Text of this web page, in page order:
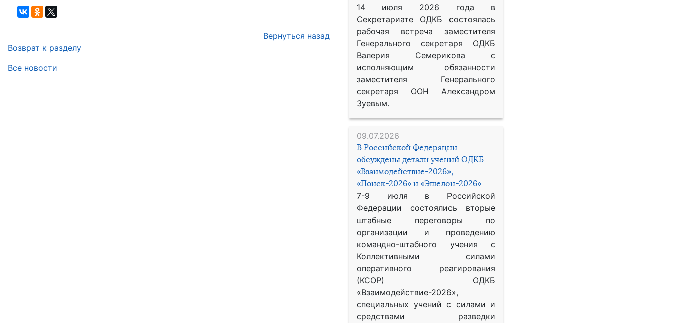
14 июля 2026 года в
Секретариате ОДКБ состоялась
рабочая встреча заместителя
Генерального секретаря ОДКБ
Валерия Семерикова с
исполняющим обязанности
заместителя Генерального
секретаря ООН Александром
Зуевым.
09.07.2026
В Российской Федерации
обсуждены детали учений ОДКБ
«Взаимодействие-2026»,
«Поиск-2026» и «Эшелон-2026»
7-9 июля в Российской
Федерации состоялись вторые
штабные переговоры по
организации и проведению
командно-штабного учения с
Коллективными силами
оперативного реагирования
(КСОР) ОДКБ
«Взаимодействие-2026»,
специальных учений с силами и
средствами разведки
Вернуться назад
Возврат к разделу
Все новости